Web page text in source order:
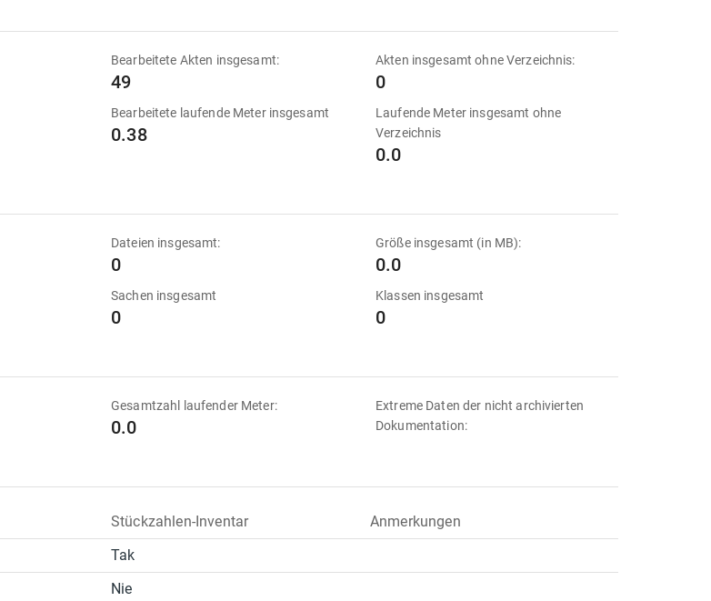
Bearbeitete Akten insgesamt:
49
Akten insgesamt ohne Verzeichnis:
0
Bearbeitete laufende Meter insgesamt
0.38
Laufende Meter insgesamt ohne
Verzeichnis
0.0
Dateien insgesamt:
0
Größe insgesamt (in MB):
0.0
Sachen insgesamt
0
Klassen insgesamt
0
Gesamtzahl laufender Meter:
0.0
Extreme Daten der nicht archivierten
Dokumentation:
Stückzahlen-Inventar
Anmerkungen
Tak
Nie